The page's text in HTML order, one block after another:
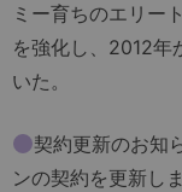
ミー育ちのエリー
を強化し、2012年
いた。
契約更新のお知
ンの契約を更新し